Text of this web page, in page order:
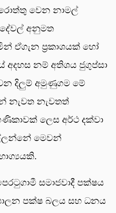
වෙන නාමල්
අනුමත
ඒගැන ප්‍රකාශයක් හෝ
නම් අතිශය ජුගුප්සා
දිලුම් අමුණුගම මේ
නැවත නැවතත්
ලෙස අර්ථ දක්වා
මෙවන්
සමාජවාදී පක්ෂය
පක්ෂ බලය සහ ධනය